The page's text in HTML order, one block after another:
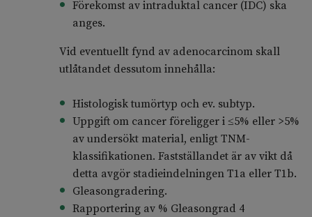
Förekomst av intraduktal cancer (IDC) ska
anges.
Vid eventuellt fynd av adenocarcinom skall
utlåtandet dessutom innehålla:
Histologisk tumörtyp och ev. subtyp.
Uppgift om cancer föreligger i ≤5% eller >5%
av undersökt material, enligt TNM-
klassifikationen. Fastställandet är av vikt då
detta avgör stadieindelningen T1a eller T1b.
Gleasongradering.
Rapportering av % Gleasongrad 4